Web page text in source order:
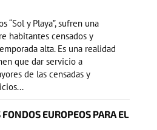
“Sol y Playa”, sufren una
habitantes censados y
alta. Es una realidad
que dar servicio a
de las censadas y
EUROPEOS PARA EL